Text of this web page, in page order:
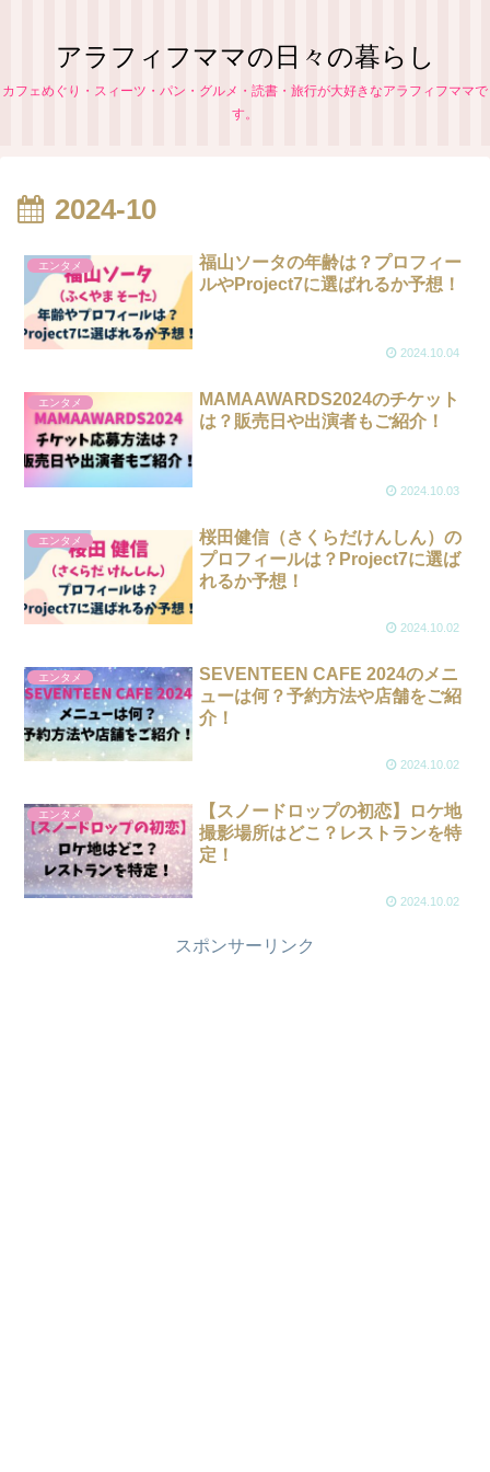
アラフィフママの日々の暮らし
カフェめぐり・スィーツ・パン・グルメ・読書・旅行が大好きなアラフィフママで
す。
2024-10
エンタメ
福山ソータの年齢は？プロフィー
ルやProject7に選ばれるか予想！
2024.10.04
エンタメ
MAMAAWARDS2024のチケット
は？販売日や出演者もご紹介！
2024.10.03
エンタメ
桜田健信（さくらだけんしん）の
プロフィールは？Project7に選ば
れるか予想！
2024.10.02
エンタメ
SEVENTEEN CAFE 2024のメニ
ューは何？予約方法や店舗をご紹
介！
2024.10.02
エンタメ
【スノードロップの初恋】ロケ地
撮影場所はどこ？レストランを特
定！
2024.10.02
スポンサーリンク